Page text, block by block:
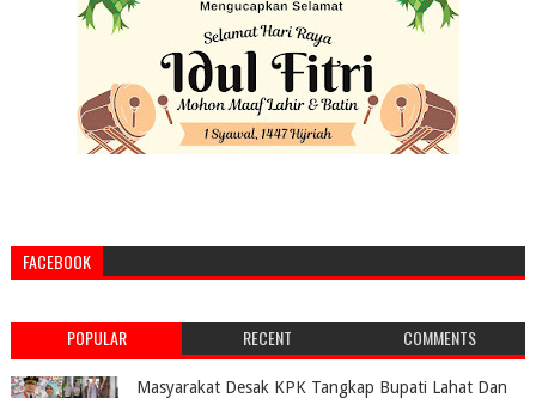
FACEBOOK
POPULAR RECENT COMMENTS
Masyarakat Desak KPK Tangkap Bupati Lahat Dan